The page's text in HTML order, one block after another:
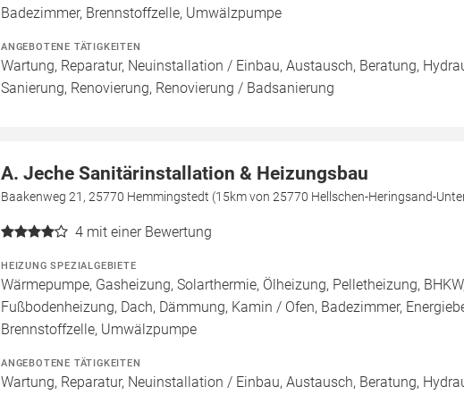
Badezimmer, Brennstoffzelle, Umwälzpumpe
ANGEBOTENE TÄTIGKEITEN
Wartung, Reparatur, Neuinstallation / Einbau, Austausch, Beratung,
Sanierung, Renovierung, Renovierung / Badsanierung
A. Jeche Sanitärinstallation & Heizungsbau
Baakenweg 21, 25770 Hemmingstedt (15km von 25770 Hellschen-Heringsand-
4 mit einer Bewertung
HEIZUNG SPEZIALGEBIETE
Wärmepumpe, Gasheizung, Solarthermie, Ölheizung, Pelletheizung,
Fußbodenheizung, Dach, Dämmung, Kamin / Ofen, Badezimmer,
Brennstoffzelle, Umwälzpumpe
ANGEBOTENE TÄTIGKEITEN
Wartung, Reparatur, Neuinstallation / Einbau, Austausch, Beratung,